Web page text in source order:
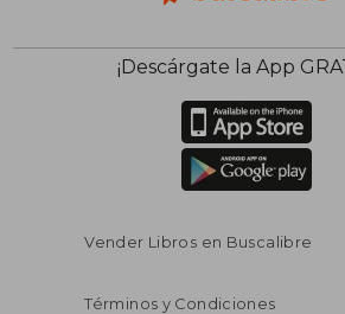
$ 45.36
$ 27.22
¡Descárgate la App
Vender Libros en Buscalibre
Términos y Condiciones